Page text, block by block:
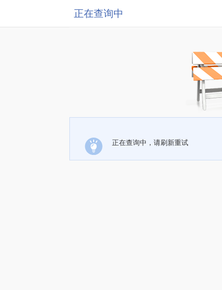
正在查询中
正在查询中，请刷新重试